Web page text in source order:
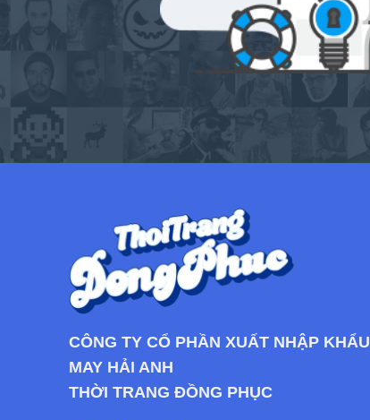
CÔNG TY CỔ PHẦN XUẤT NHẬP KHẨU
MAY HẢI ANH
THỜI TRANG ĐỒNG PHỤC